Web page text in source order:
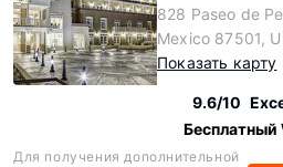
828 Paseo de
Mexico 87501,
Показать карту
9.6/10
Бесплатный
Для получения дополнительной